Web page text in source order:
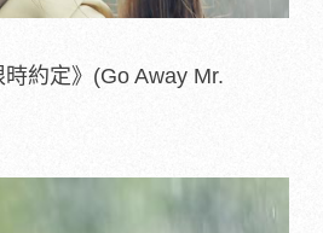
約定》(Go Away Mr.